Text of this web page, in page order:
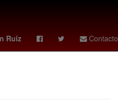
Ruiz Contacto
por Inmueble Baloncesto